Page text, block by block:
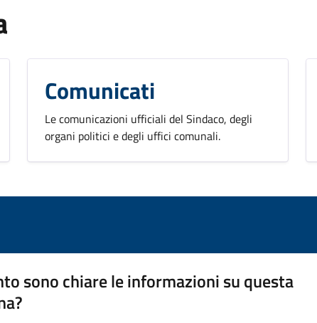
Comunicati
Le comunicazioni ufficiali del Sindaco, degli
organi politici e degli uffici comunali.
sono chiare le informazioni su questa